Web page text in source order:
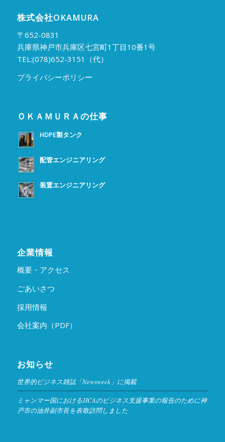
株式会社OKAMURA
〒652-0831
兵庫県神戸市兵庫区七宮町1丁目10番1号
TEL:(078)652-3151（代）
プライバシーポリシー
ＯＫＡＭＵＲＡの仕事
HDPE製タンク
配管エンジニアリング
装置エンジニアリング
企業情報
概要・アクセス
ごあいさつ
採用情報
会社案内（PDF）
お知らせ
世界的ビジネス雑誌「Newsweek」に掲載
ミャンマー国におけるJICAのビジネス支援事業の報告のために神
戸市の油井副市長を表敬訪問しました